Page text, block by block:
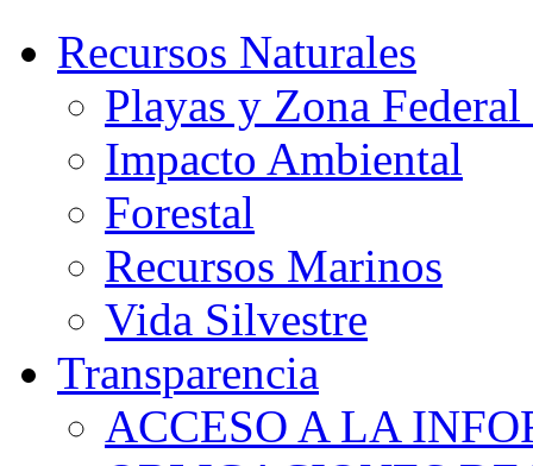
Recursos Naturales
Playas y Zona
Impacto Ambiental
Forestal
Recursos Marinos
Vida Silvestre
Transparencia
ACCESO A LA